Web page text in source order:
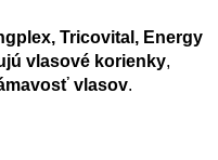
Tricovital, Energy
vlasové korienky,
vlasov.